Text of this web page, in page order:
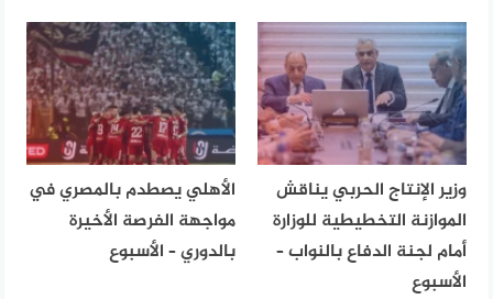
وزير الإنتاج الحربي يناقش
الموازنة التخطيطية للوزارة
أمام لجنة الدفاع بالنواب –
الأسبوع
الأهلي يصطدم بالمصري في
مواجهة الفرصة الأخيرة
بالدوري – الأسبوع